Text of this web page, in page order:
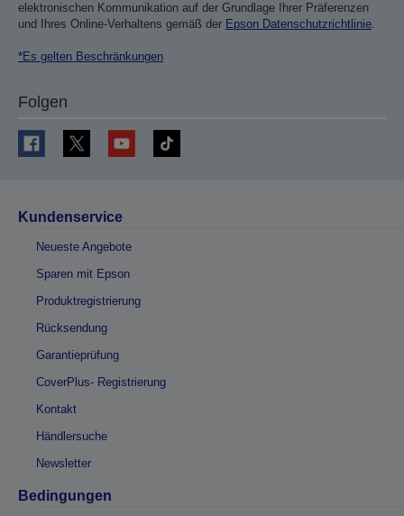
elektronischen Kommunikation auf der Grundlage Ihrer Präferenzen
und Ihres Online-Verhaltens gemäß der Epson Datenschutzrichtlinie.
*Es gelten Beschränkungen
Folgen
Kundenservice
Neueste Angebote
Sparen mit Epson
Produktregistrierung
Rücksendung
Garantieprüfung
CoverPlus- Registrierung
Kontakt
Händlersuche
Newsletter
Bedingungen